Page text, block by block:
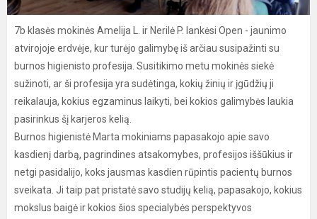
7b klasės mokinės Amelija L. ir Nerilė P. lankėsi Open - jaunimo
atvirojoje erdvėje, kur turėjo galimybę iš arčiau susipažinti su
burnos higienisto profesija. Susitikimo metu mokinės siekė
sužinoti, ar ši profesija yra sudėtinga, kokių žinių ir įgūdžių ji
reikalauja, kokius egzaminus laikyti, bei kokios galimybės laukia
pasirinkus šį karjeros kelią.
Burnos higienistė Marta mokiniams papasakojo apie savo
kasdienį darbą, pagrindines atsakomybes, profesijos iššūkius ir
netgi pasidalijo, koks jausmas kasdien rūpintis pacientų burnos
sveikata. Ji taip pat pristatė savo studijų kelią, papasakojo, kokius
mokslus baigė ir kokios šios specialybės perspektyvos